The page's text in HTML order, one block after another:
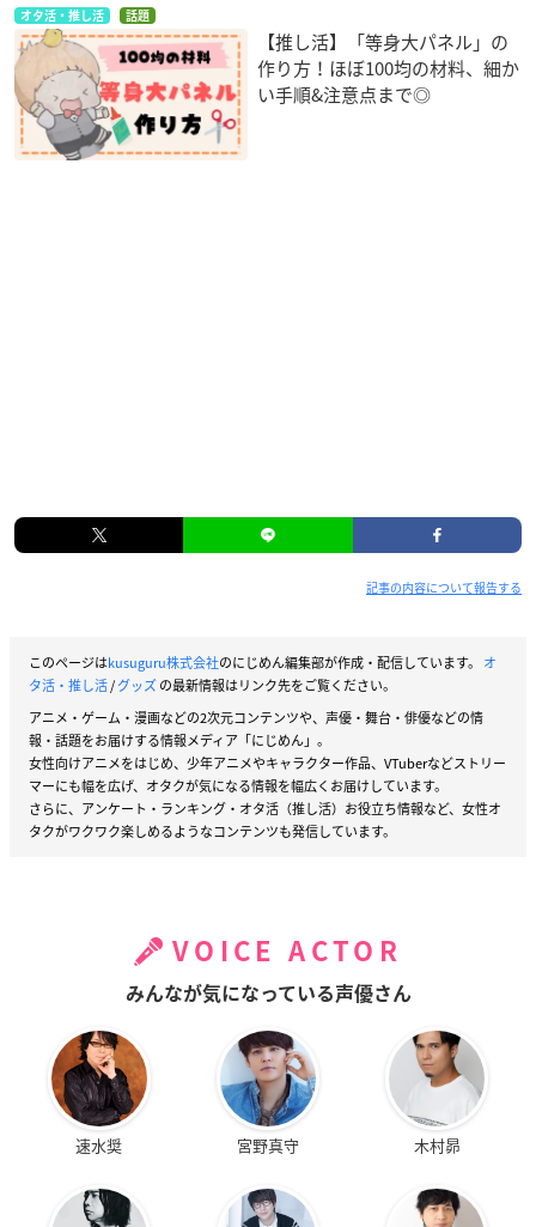
オタ活・推し活 話題
【推し活】「等身大パネル」の
作り方！ほぼ100均の材料、細か
い手順&注意点まで◎
記事の内容について報告する
このページはkusuguru株式会社のにじめん編集部が作成・配信しています。 オ
タ活・推し活/グッズの最新情報はリンク先をご覧ください。
アニメ・ゲーム・漫画などの2次元コンテンツや、声優・舞台・俳優などの情
報・話題をお届けする情報メディア「にじめん」。
女性向けアニメをはじめ、少年アニメやキャラクター作品、VTuberなどストリー
マーにも幅を広げ、オタクが気になる情報を幅広くお届けしています。
さらに、アンケート・ランキング・オタ活（推し活）お役立ち情報など、女性オ
タクがワクワク楽しめるようなコンテンツも発信しています。
VOICE ACTOR
みんなが気になっている声優さん
速水奨 宮野真守 木村昴